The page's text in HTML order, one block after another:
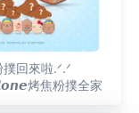
回來啦.ᐟ‪‪.ᐟ
烤焦粉撲全家